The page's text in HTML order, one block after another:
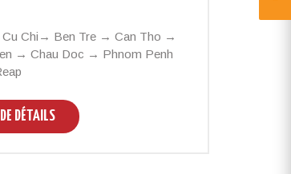
Chi→ Ben Tre → Can Tho →
→ Chau Doc → Phnom Penh
DÉTAILS